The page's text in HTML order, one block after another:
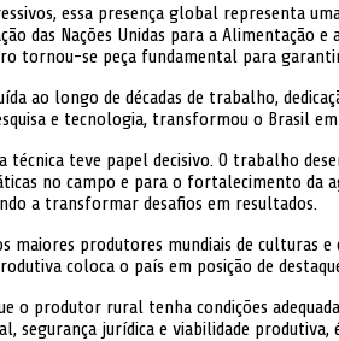
essa presença global representa
das Nações Unidas para a
tornou-se peça fundamental para
ao longo de décadas de trabalho,
e tecnologia, transformou o Brasil
técnica teve papel decisivo. O trabalho
no campo e para o fortalecimento da
a transformar desafios em resultados.
maiores produtores mundiais de culturas
coloca o país em posição de
o produtor rural tenha condições
segurança jurídica e viabilidade